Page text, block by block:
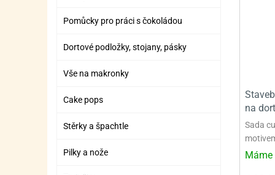
Pomůcky pro práci s čokoládou
Dortové podložky, stojany, pásky
Vše na makronky
Cake pops
Stěrky a špachtle
Pilky a nože
na
Sada
Máme